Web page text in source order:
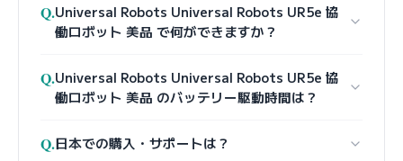
Q.Universal Robots Universal Robots UR5e 協
働ロボット 美品 で何ができますか？
Q.Universal Robots Universal Robots UR5e 協
働ロボット 美品 のバッテリー駆動時間は？
Q.日本での購入・サポートは？